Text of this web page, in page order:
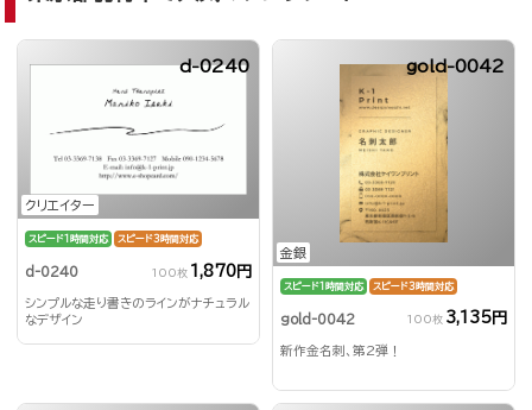
クリエイター
d-0240
スピード1時間対応 スピード3時間対応
d-0240 100枚 1,870円
シンプルな走り書きのラインがナチュラル
なデザイン
金銀
gold-0042
スピード1時間対応 スピード3時間対応
gold-0042 100枚 3,135円
新作金名刺、第2弾！